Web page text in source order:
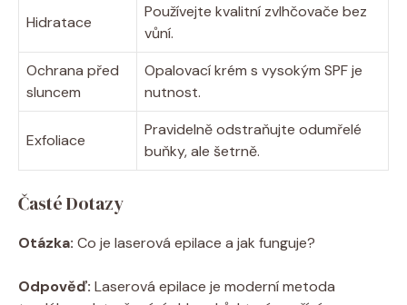
Hidratace
Používejte kvalitní zvlhčovače bez
vůní.
Ochrana před
sluncem
Opalovací krém s vysokým SPF je
nutnost.
Exfoliace
Pravidelně odstraňujte odumřelé
buňky, ale šetrně.
Časté Dotazy
Otázka: Co je laserová epilace a jak funguje?
Odpověď: Laserová epilace je moderní metoda